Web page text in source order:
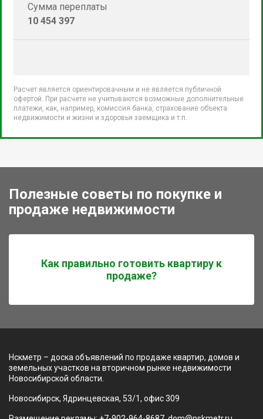
Сумма переплаты
10 454 397
Расчет является ориентировачным и не является публичной
офертой. При расчете не учитываются возможные дополнительные
платежи, как, например, комиссия банка, страхование объекта
недвижимости и жизни и здоровья заемщика и т.п.
Полезные советы по покупке и
продаже недвижимости
Как правильно готовить квартиру к
продаже?
Нскметр – доска объявлений по продаже квартир, домов и
земельных участков на вторичном рынке недвижимости
Новосибирской области.
Новосибирск, Ядринцевская, 53/1, офис 309